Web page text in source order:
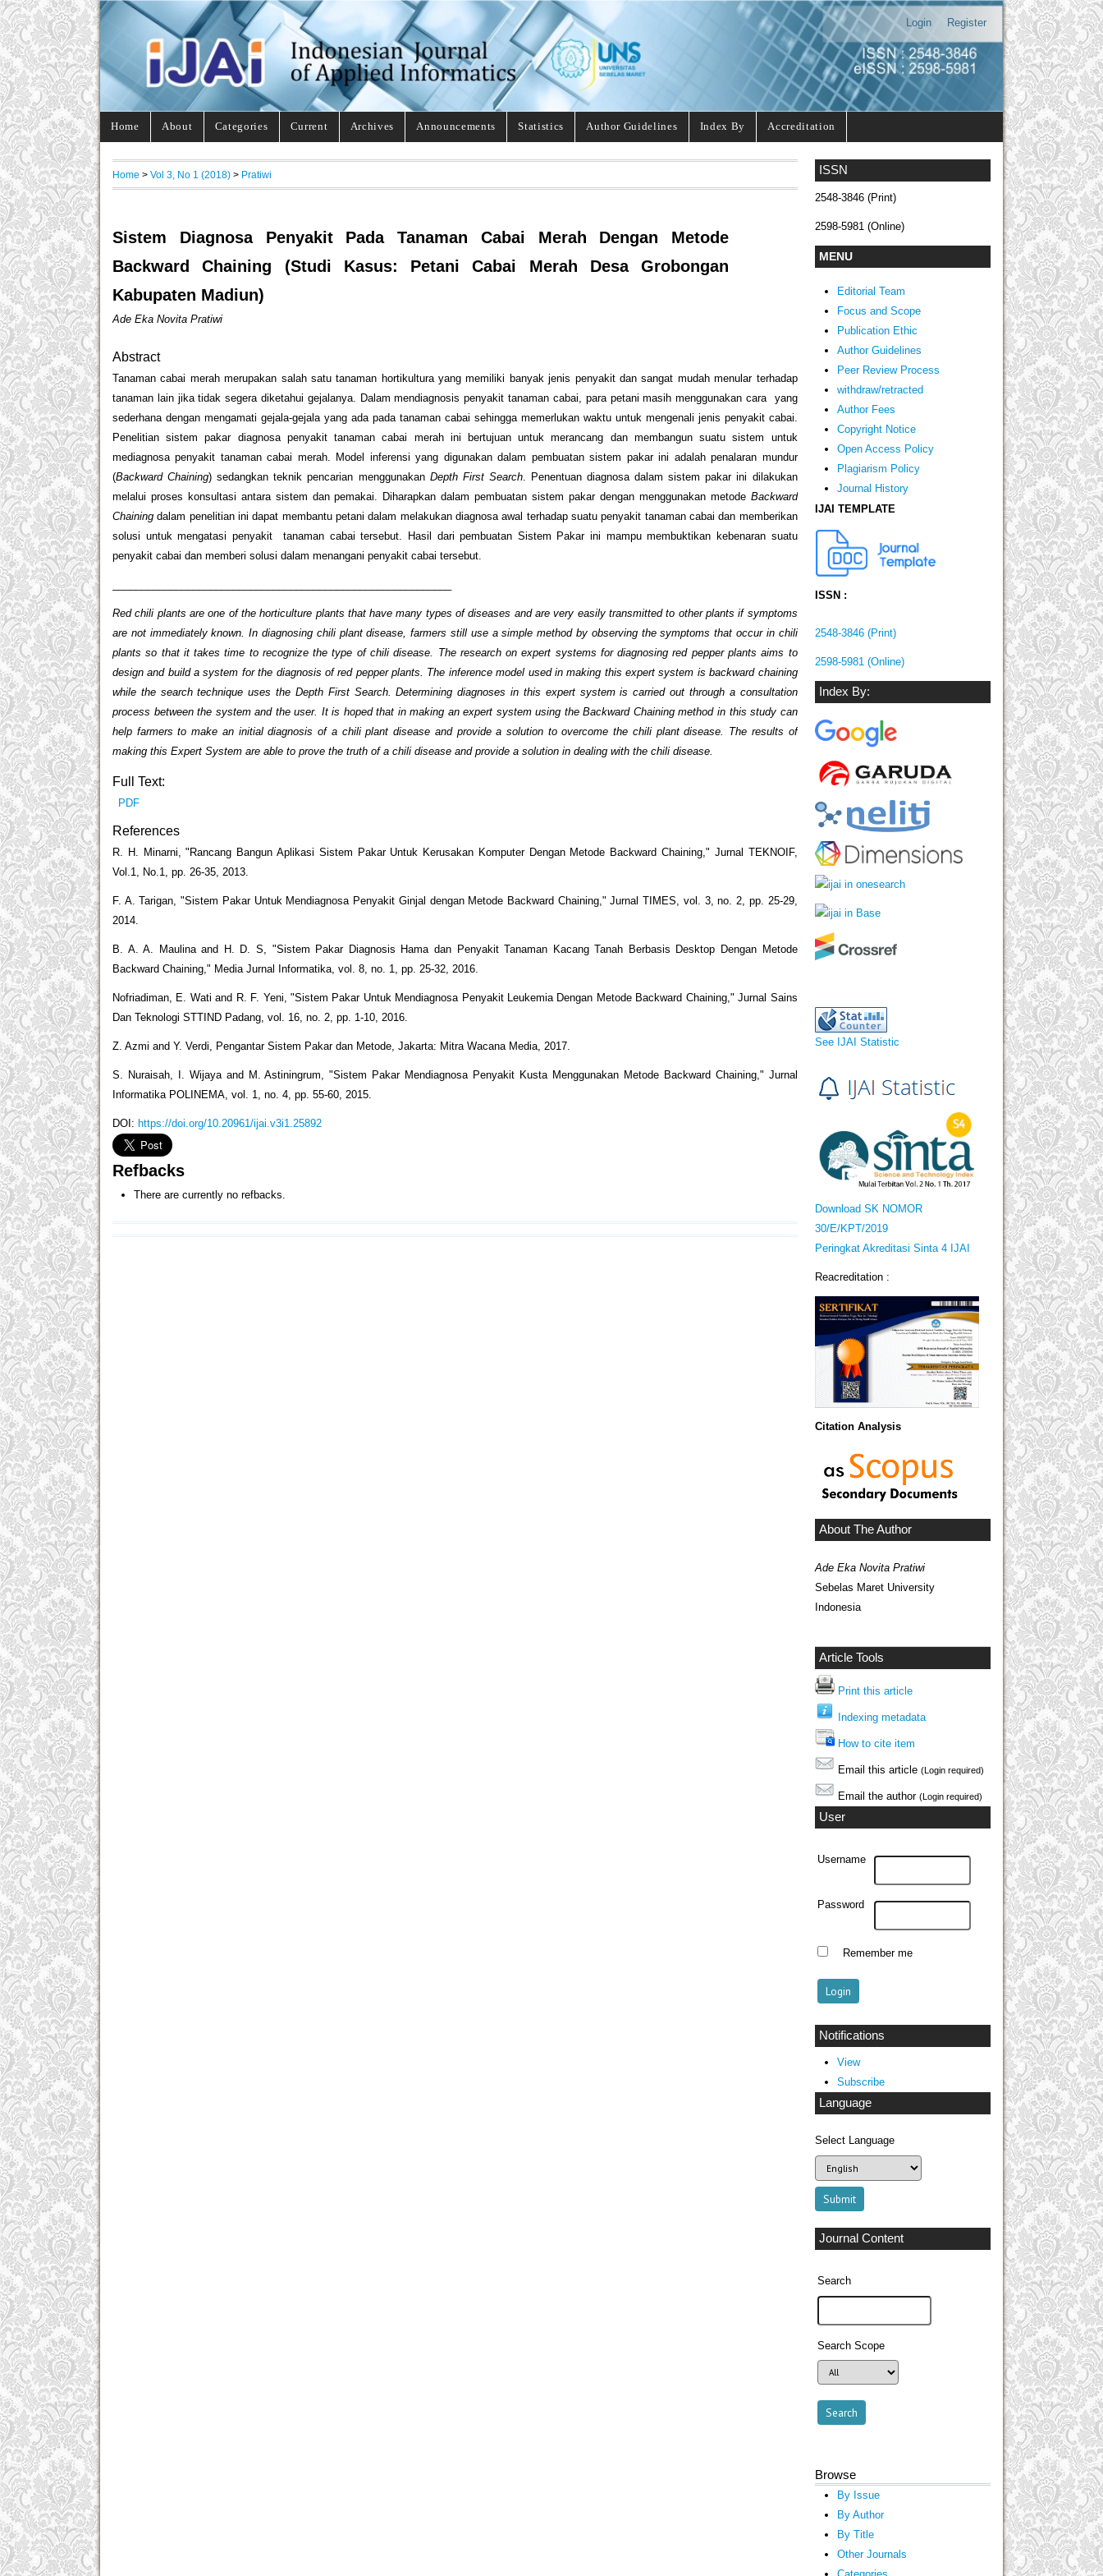
Login Register
Home About Categories Current Archives Announcements Statistics Author Guidelines Index By Accreditation
ISSN
2548-3846 (Print)
2598-5981 (Online)
MENU
Editorial Team
Focus and Scope
Publication Ethic
Author Guidelines
Peer Review Process
withdraw/retracted
Author Fees
Copyright Notice
Open Access Policy
Plagiarism Policy
Journal History
IJAI TEMPLATE
ISSN :
2548-3846 (Print)
2598-5981 (Online)
Index By:
See IJAI Statistic
Download SK NOMOR
30/E/KPT/2019
Peringkat Akreditasi Sinta 4 IJAI
Reacreditation :
Citation Analysis
About The Author
Ade Eka Novita Pratiwi
Sebelas Maret University
Indonesia
Article Tools
Print this article
Indexing metadata
How to cite item
Email this article (Login required)
Email the author (Login required)
User
Username
Password
Remember me
Notifications
View
Subscribe
Language
Select Language
Journal Content
Search
Search Scope
Browse
By Issue
By Author
By Title
Other Journals
Home > Vol 3, No 1 (2018) > Pratiwi
Sistem Diagnosa Penyakit Pada Tanaman Cabai Merah Dengan Metode
Backward Chaining (Studi Kasus: Petani Cabai Merah Desa Grobongan
Kabupaten Madiun)
Ade Eka Novita Pratiwi
Abstract
Tanaman cabai merah merupakan salah satu tanaman hortikultura yang memiliki banyak jenis penyakit dan sangat mudah menular terhadap
tanaman lain jika tidak segera diketahui gejalanya. Dalam mendiagnosis penyakit tanaman cabai, para petani masih menggunakan cara yang
sederhana dengan mengamati gejala-gejala yang ada pada tanaman cabai sehingga memerlukan waktu untuk mengenali jenis penyakit cabai.
Penelitian sistem pakar diagnosa penyakit tanaman cabai merah ini bertujuan untuk merancang dan membangun suatu sistem untuk
mediagnosa penyakit tanaman cabai merah. Model inferensi yang digunakan dalam pembuatan sistem pakar ini adalah penalaran mundur
(Backward Chaining) sedangkan teknik pencarian menggunakan Depth First Search. Penentuan diagnosa dalam sistem pakar ini dilakukan
melalui proses konsultasi antara sistem dan pemakai. Diharapkan dalam pembuatan sistem pakar dengan menggunakan metode Backward
Chaining dalam penelitian ini dapat membantu petani dalam melakukan diagnosa awal terhadap suatu penyakit tanaman cabai dan memberikan
solusi untuk mengatasi penyakit tanaman cabai tersebut. Hasil dari pembuatan Sistem Pakar ini mampu membuktikan kebenaran suatu
penyakit cabai dan memberi solusi dalam menangani penyakit cabai tersebut.
Red chili plants are one of the horticulture plants that have many types of diseases and are very easily transmitted to other plants if symptoms
are not immediately known. In diagnosing chili plant disease, farmers still use a simple method by observing the symptoms that occur in chili
plants so that it takes time to recognize the type of chili disease. The research on expert systems for diagnosing red pepper plants aims to
design and build a system for the diagnosis of red pepper plants. The inference model used in making this expert system is backward chaining
while the search technique uses the Depth First Search. Determining diagnoses in this expert system is carried out through a consultation
process between the system and the user. It is hoped that in making an expert system using the Backward Chaining method in this study can
help farmers to make an initial diagnosis of a chili plant disease and provide a solution to overcome the chili plant disease. The results of
making this Expert System are able to prove the truth of a chili disease and provide a solution in dealing with the chili disease.
Full Text:
PDF
References
R. H. Minarni, "Rancang Bangun Aplikasi Sistem Pakar Untuk Kerusakan Komputer Dengan Metode Backward Chaining," Jurnal TEKNOIF,
Vol.1, No.1, pp. 26-35, 2013.
F. A. Tarigan, "Sistem Pakar Untuk Mendiagnosa Penyakit Ginjal dengan Metode Backward Chaining," Jurnal TIMES, vol. 3, no. 2, pp. 25-29,
2014.
B. A. A. Maulina and H. D. S, "Sistem Pakar Diagnosis Hama dan Penyakit Tanaman Kacang Tanah Berbasis Desktop Dengan Metode
Backward Chaining," Media Jurnal Informatika, vol. 8, no. 1, pp. 25-32, 2016.
Nofriadiman, E. Wati and R. F. Yeni, "Sistem Pakar Untuk Mendiagnosa Penyakit Leukemia Dengan Metode Backward Chaining," Jurnal Sains
Dan Teknologi STTIND Padang, vol. 16, no. 2, pp. 1-10, 2016.
Z. Azmi and Y. Verdi, Pengantar Sistem Pakar dan Metode, Jakarta: Mitra Wacana Media, 2017.
S. Nuraisah, I. Wijaya and M. Astiningrum, "Sistem Pakar Mendiagnosa Penyakit Kusta Menggunakan Metode Backward Chaining," Jurnal
Informatika POLINEMA, vol. 1, no. 4, pp. 55-60, 2015.
DOI: https://doi.org/10.20961/ijai.v3i1.25892
Refbacks
There are currently no refbacks.